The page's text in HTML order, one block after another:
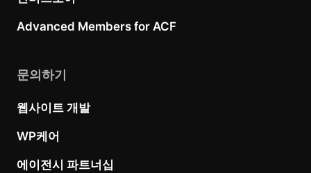
Advanced Members for ACF
문의하기
웹사이트 개발
WP케어
에이전시 파트너십